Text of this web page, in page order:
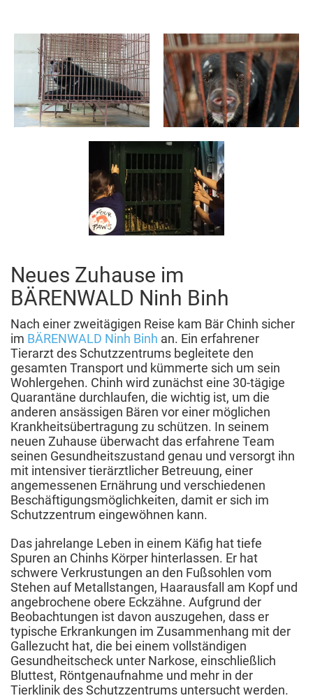
Neues Zuhause im
BÄRENWALD Ninh Binh
Nach einer zweitägigen Reise kam Bär Chinh sicher
im BÄRENWALD Ninh Binh an. Ein erfahrener
Tierarzt des Schutzzentrums begleitete den
gesamten Transport und kümmerte sich um sein
Wohlergehen. Chinh wird zunächst eine 30-tägige
Quarantäne durchlaufen, die wichtig ist, um die
anderen ansässigen Bären vor einer möglichen
Krankheitsübertragung zu schützen. In seinem
neuen Zuhause überwacht das erfahrene Team
seinen Gesundheitszustand genau und versorgt ihn
mit intensiver tierärztlicher Betreuung, einer
angemessenen Ernährung und verschiedenen
Beschäftigungsmöglichkeiten, damit er sich im
Schutzzentrum eingewöhnen kann.
Das jahrelange Leben in einem Käfig hat tiefe
Spuren an Chinhs Körper hinterlassen. Er hat
schwere Verkrustungen an den Fußsohlen vom
Stehen auf Metallstangen, Haarausfall am Kopf und
angebrochene obere Eckzähne. Aufgrund der
Beobachtungen ist davon auszugehen, dass er
typische Erkrankungen im Zusammenhang mit der
Gallezucht hat, die bei einem vollständigen
Gesundheitscheck unter Narkose, einschließlich
Bluttest, Röntgenaufnahme und mehr in der
Tierklinik des Schutzzentrums untersucht werden.